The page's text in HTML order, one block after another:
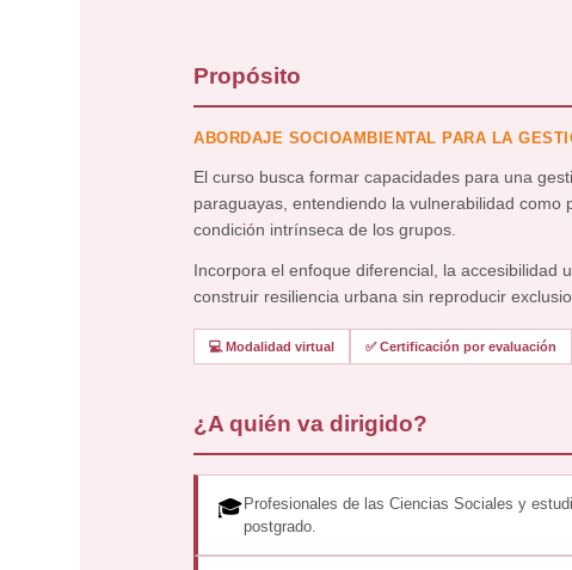
Propósito
ABORDAJE SOCIOAMBIENTAL PARA LA
El curso busca formar capacidades para una
paraguayas, entendiendo la vulnerabilidad
condición intrínseca de los grupos.
Incorpora el enfoque diferencial, la accesibilidad
construir resiliencia urbana sin reproducir
💻 Modalidad virtual ✅ Certificación por evaluación
¿A quién va dirigido?
🎓 Profesionales de las Ciencias Sociales y
postgrado.